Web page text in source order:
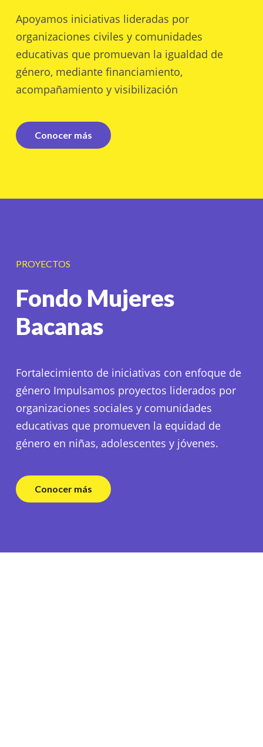
Apoyamos iniciativas lideradas por
organizaciones civiles y comunidades
educativas que promuevan la igualdad de
género, mediante financiamiento,
acompañamiento y visibilización
Conocer más
PROYECTOS
Fondo Mujeres
Bacanas
Fortalecimiento de iniciativas con enfoque de
género Impulsamos proyectos liderados por
organizaciones sociales y comunidades
educativas que promueven la equidad de
género en niñas, adolescentes y jóvenes.
Conocer más